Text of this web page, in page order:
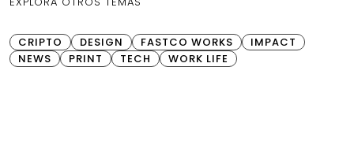
CRIPTO DESIGN FASTCO WORKS
IMPACT
NEWS
PRINT TECH WORK LIFE